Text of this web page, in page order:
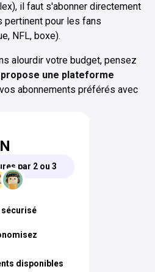
il faut s'abonner directement
pertinent pour les fans
NFL, boxe).
alourdir votre budget, pensez
une plateforme
abonnements préférés avec
par 2 ou 3
sécurisé
disponibles